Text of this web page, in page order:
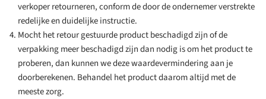
verkoper retourneren, conform de door de ondernemer verstrekte
redelijke en duidelijke instructie.
Mocht het retour gestuurde product beschadigd zijn of de
verpakking meer beschadigd zijn dan nodig is om het product te
proberen, dan kunnen we deze waardevermindering aan je
doorberekenen. Behandel het product daarom altijd met de
meeste zorg.